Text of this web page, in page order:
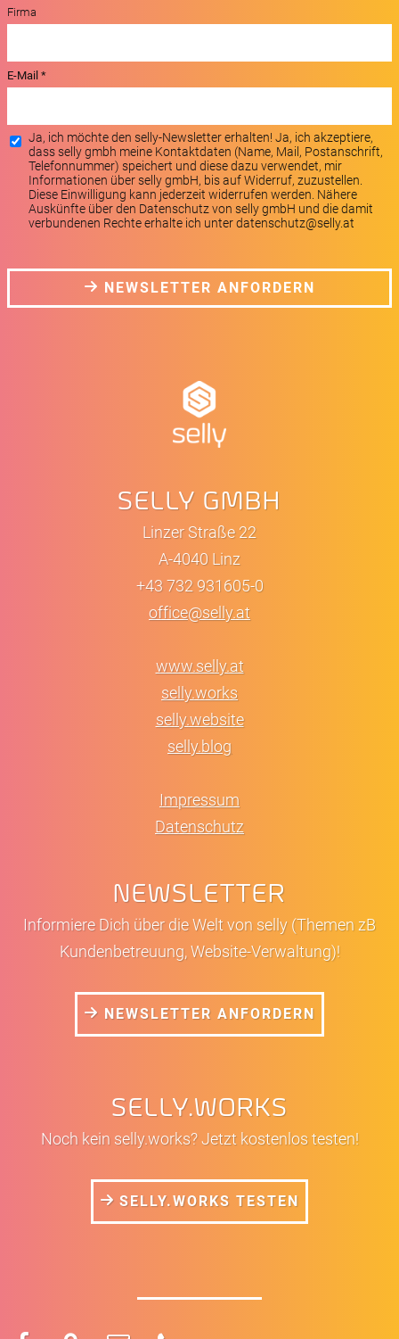
Firma
E-Mail
Ja, ich möchte den selly-Newsletter erhalten! Ja, ich akzeptiere,
dass selly gmbh meine Kontaktdaten (Name, Mail, Postanschrift,
Telefonnummer) speichert und diese dazu verwendet, mir
Informationen über selly gmbH, bis auf Widerruf, zuzustellen.
Diese Einwilligung kann jederzeit widerrufen werden. Nähere
Auskünfte über den Datenschutz von selly gmbH und die damit
verbundenen Rechte erhalte ich unter datenschutz@selly.at
NEWSLETTER ANFORDERN
SELLY GMBH
Linzer Straße 22
A-4040 Linz
+43 732 931605-0
office@selly.at
www.selly.at
selly.works
selly.website
selly.blog
Impressum
Datenschutz
NEWSLETTER
Informiere Dich über die Welt von selly (Themen zB
Kundenbetreuung, Website-Verwaltung)!
NEWSLETTER ANFORDERN
SELLY.WORKS
Noch kein selly.works? Jetzt kostenlos testen!
SELLY.WORKS TESTEN